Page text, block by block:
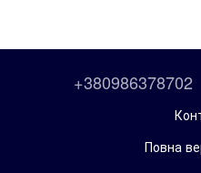
+380986378702
Повна